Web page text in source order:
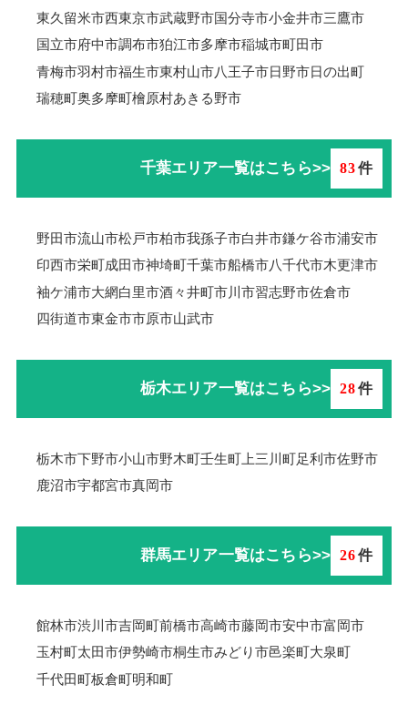
東久留米市西東京市武蔵野市国分寺市小金井市三鷹市
国立市府中市調布市狛江市多摩市稲城市町田市
青梅市羽村市福生市東村山市八王子市日野市日の出町
瑞穂町奥多摩町檜原村あきる野市
千葉エリア一覧はこちら>> 83件
野田市流山市松戸市柏市我孫子市白井市鎌ケ谷市浦安市
印西市栄町成田市神埼町千葉市船橋市八千代市木更津市
袖ケ浦市大網白里市酒々井町市川市習志野市佐倉市
四街道市東金市市原市山武市
栃木エリア一覧はこちら>> 28件
栃木市下野市小山市野木町壬生町 上三川町足利市佐野市
鹿沼市宇都宮市真岡市
群馬エリア一覧はこちら>> 26件
館林市渋川市吉岡町前橋市高崎市藤岡市安中市富岡市
玉村町太田市伊勢崎市桐生市みどり市邑楽町大泉町
千代田町板倉町明和町